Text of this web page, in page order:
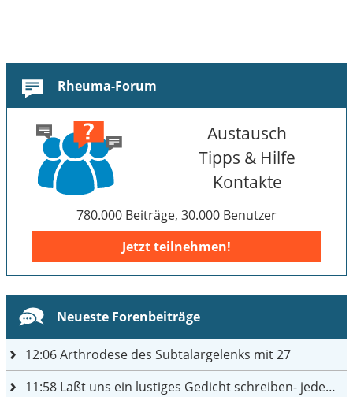
Rheuma-Forum
Austausch
Tipps & Hilfe
Kontakte
780.000 Beiträge, 30.000 Benutzer
Jetzt teilnehmen!
Neueste Forenbeiträge
12:06Arthrodese des Subtalargelenks mit 27
11:58 Laßt uns ein lustiges Gedicht schreiben- jeder einen Satz